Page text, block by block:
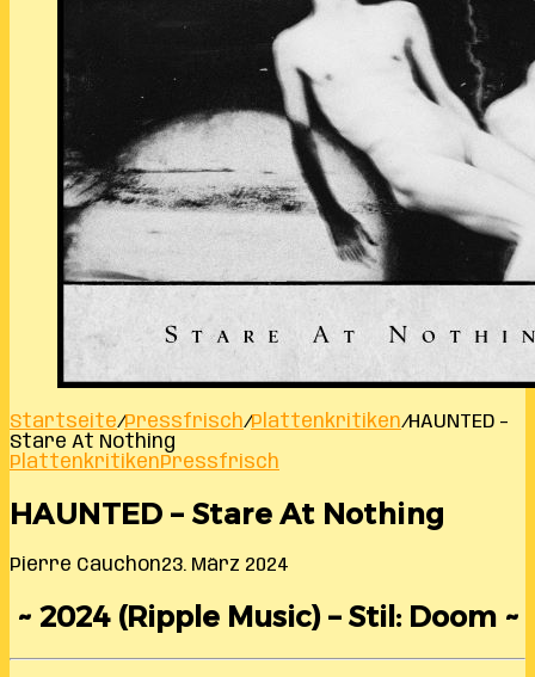
Startseite/Pressfrisch/Plattenkritiken/HAUNTED –
Stare At Nothing
PlattenkritikenPressfrisch
HAUNTED – Stare At Nothing
Pierre Cauchon23. März 2024
~ 2024 (Ripple Music) – Stil: Doom ~